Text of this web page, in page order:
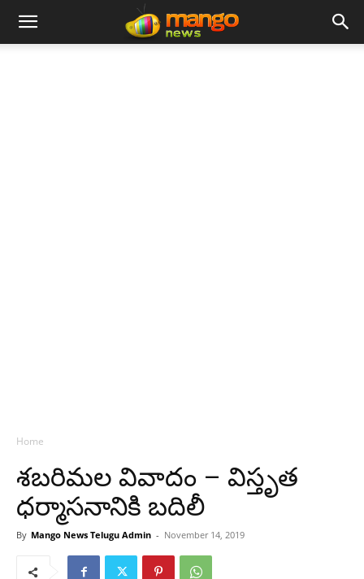
Home
శబరిమల వివాదం – విస్తృత
ధర్మాసనానికి బదిలీ
By Mango News Telugu Admin - November 14, 2019